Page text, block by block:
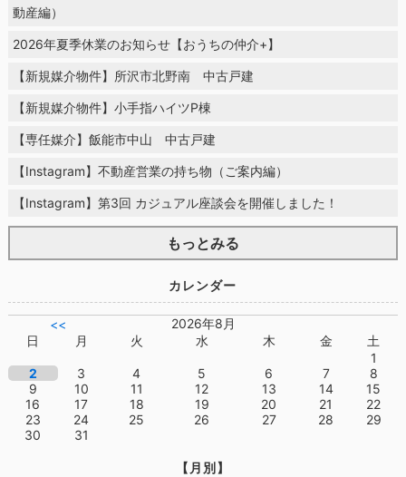
動産編）
2026年夏季休業のお知らせ【おうちの仲介+】
【新規媒介物件】所沢市北野南 中古戸建
【新規媒介物件】小手指ハイツP棟
【専任媒介】飯能市中山 中古戸建
【Instagram】不動産営業の持ち物（ご案内編）
【Instagram】第3回 カジュアル座談会を開催しました！
もっとみる
カレンダー
<<
2026年8月
日
月 火 水 木 金
土
1
2
3 4 5 6 7
8
9
10 11 12 13 14
15
16
17 18 19 20 21
22
23
24 25 26 27 28
29
30
31
【月別】